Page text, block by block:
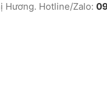
Hương. Hotline/Zalo: